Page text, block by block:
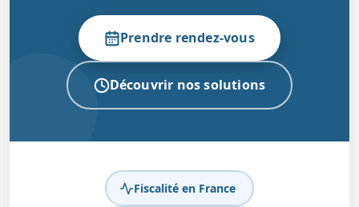
Prendre rendez-vous
Découvrir nos solutions
Fiscalité en France